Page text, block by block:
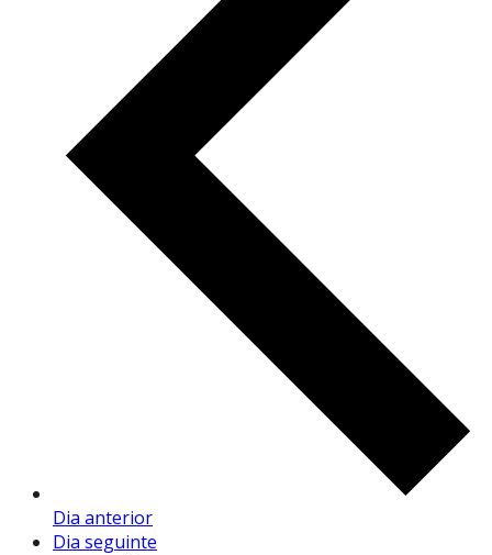
Dia anterior
Dia seguinte